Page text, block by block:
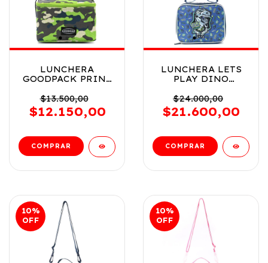
LUNCHERA
GOODPACK PRINT
VERDE COD 42340
$13.500,00
$12.150,00
LUNCHERA LETS
PLAY DINO
ESTAMPADA COD
35397
$24.000,00
$21.600,00
10%
OFF
10%
OFF